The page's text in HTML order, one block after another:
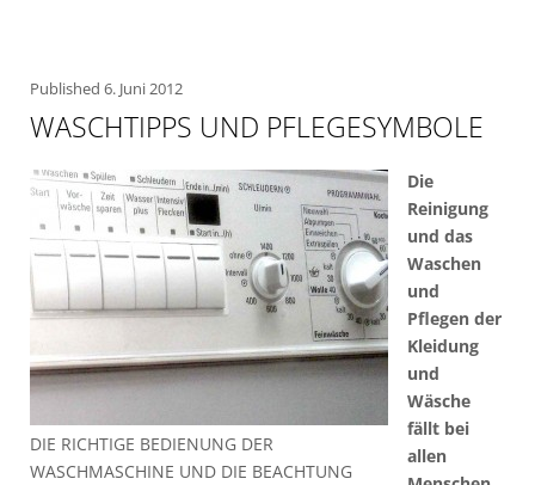
Published 6. Juni 2012
WASCHTIPPS UND PFLEGESYMBOLE
DIE RICHTIGE BEDIENUNG DER
WASCHMASCHINE UND DIE BEACHTUNG
Die
Reinigung
und das
Waschen
und
Pflegen der
Kleidung
und
Wäsche
fällt bei
allen